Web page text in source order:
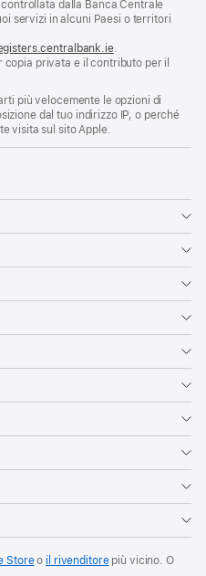
dalla Banca Centrale
servizi in alcuni Paesi o territori
.
copia privata e il contributo per il
più velocemente le opzioni di
dal tuo indirizzo IP, o perché
visita sul sito Apple.
Storeo il rivenditorepiù vicino. O